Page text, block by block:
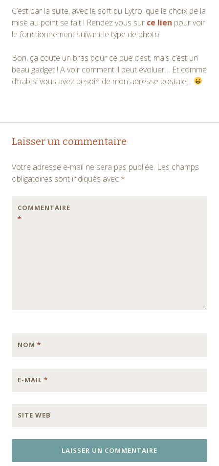
C’est par la suite, avec le soft du Lytro, que le choix de la
mise au point se fait ! Rendez vous sur ce lien pour voir
le fonctionnement suivant le type de photo.
Bon, ça coute un bras pour ce que c’est, mais c’est un
beau gadget ! A voir comment il peut évoluer… Et comme
d’hab si vous avez besoin de mon adresse postale…
Navigation
articles
Laisser un commentaire
Votre adresse e-mail ne sera pas publiée. Les champs
obligatoires sont indiqués avec *
COMMENTAIRE
*
NOM *
E-MAIL *
SITE WEB